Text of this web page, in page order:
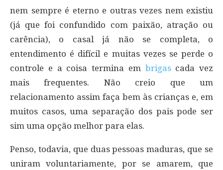
nem sempre é eterno e outras vezes nem existiu
(já que foi confundido com paixão, atração ou
carência), o casal já não se completa, o
entendimento é difícil e muitas vezes se perde o
controle e a coisa termina em brigascada vez
mais frequentes. Não creio que um
relacionamento assim faça bem às crianças e, em
muitos casos, uma separação dos pais pode ser
sim uma opção melhor para elas.
Penso, todavia, que duas pessoas maduras, que se
uniram voluntariamente, por se amarem, que